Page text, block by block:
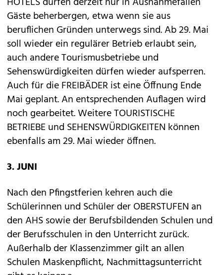
Gäste beherbergen, etwa wenn sie aus
beruflichen Gründen unterwegs sind. Ab 29. Mai
soll wieder ein regulärer Betrieb erlaubt sein,
auch andere Tourismusbetriebe und
Sehenswürdigkeiten dürfen wieder aufsperren.
Auch für die FREIBÄDER ist eine Öffnung Ende
Mai geplant. An entsprechenden Auflagen wird
noch gearbeitet. Weitere TOURISTISCHE
BETRIEBE und SEHENSWÜRDIGKEITEN können
ebenfalls am 29. Mai wieder öffnen.
3. JUNI
Nach den Pfingstferien kehren auch die
Schülerinnen und Schüler der OBERSTUFEN an
den AHS sowie der Berufsbildenden Schulen und
der Berufsschulen in den Unterricht zurück.
Außerhalb der Klassenzimmer gilt an allen
Schulen Maskenpflicht, Nachmittagsunterricht